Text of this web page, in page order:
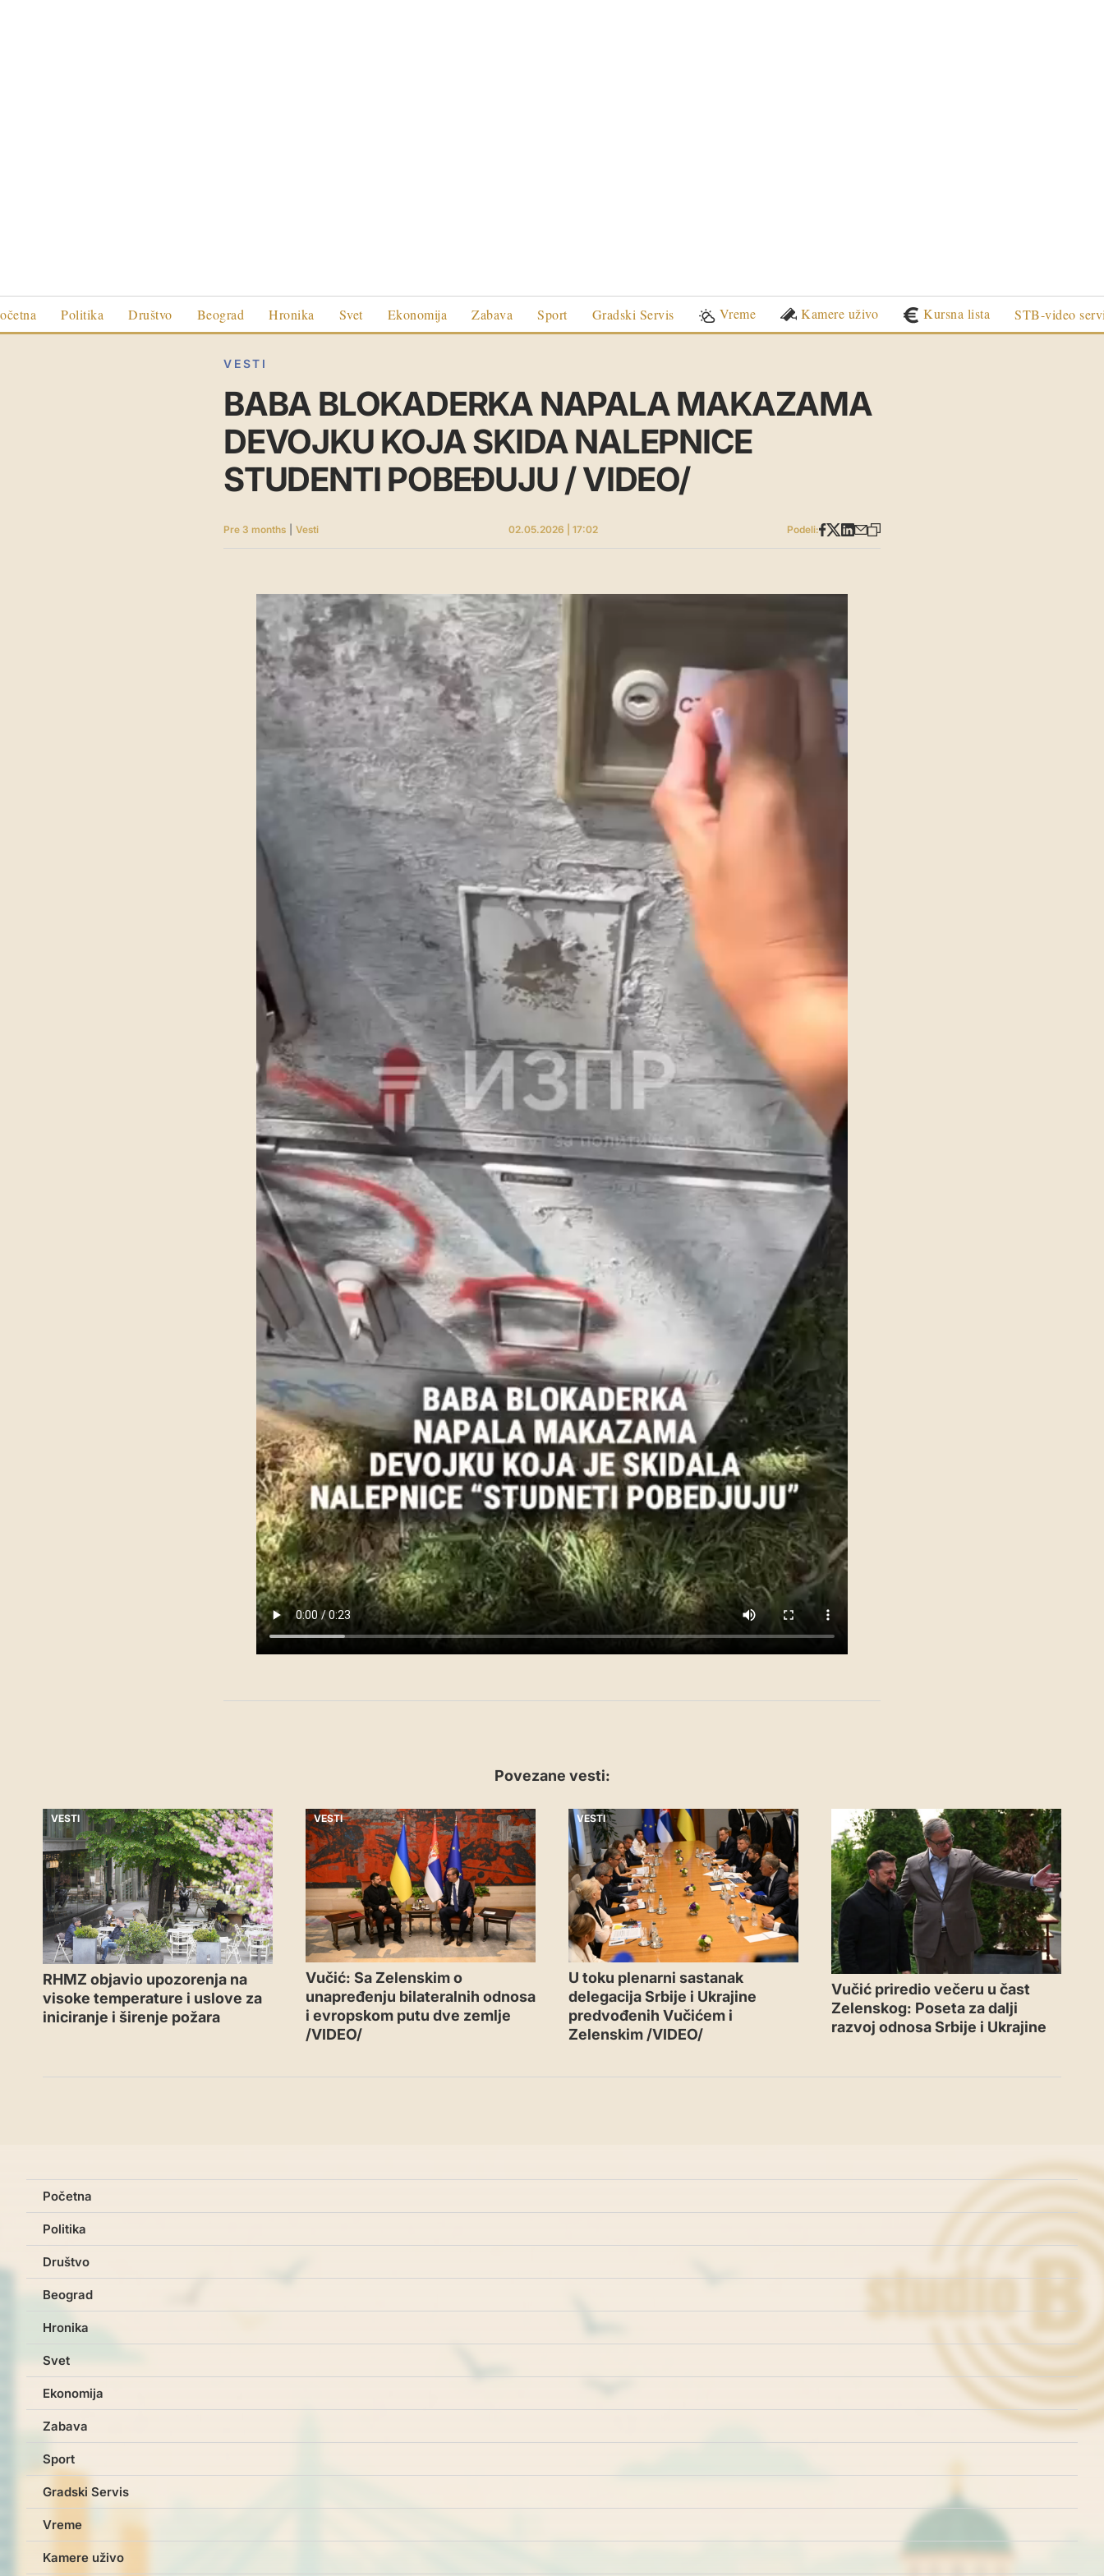
Politika Društvo Beograd Hronika Svet Ekonomija Zabava Sport Gradski Servis Vreme Kamere uživo Kursna lista STB-video
VESTI
BABA BLOKADERKA NAPALA MAKAZAMA
DEVOJKU KOJA SKIDA NALEPNICE
STUDENTI POBEĐUJU / VIDEO/
Pre 3 months Vesti 02.05.2026 | 17:02 Podeli:
Povezane vesti:
VESTI
RHMZ objavio upozorenja na
visoke temperature i uslove za
iniciranje i širenje požara
VESTI
Vučić: Sa Zelenskim o
unapređenju bilateralnih odnosa
i evropskom putu dve zemlje
/VIDEO/
VESTI
U toku plenarni sastanak
delegacija Srbije i Ukrajine
predvođenih Vučićem i
Zelenskim /VIDEO/
VESTI
Vučić priredio večeru u čast
Zelenskog: Poseta za dalji
razvoj odnosa Srbije i Ukrajine
Početna
Politika
Društvo
Beograd
Hronika
Svet
Ekonomija
Zabava
Sport
Gradski Servis
Vreme
Kamere uživo